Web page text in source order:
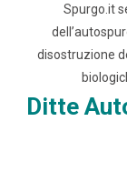
Spurgo.it
disostruzione
Ditte